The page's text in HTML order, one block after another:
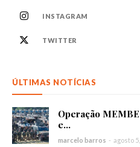
INSTAGRAM
TWITTER
ÚLTIMAS NOTÍCIAS
Operação
e...
marcelo barros - agosto